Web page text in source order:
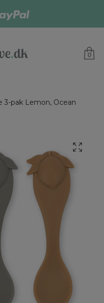
0
3-pak Lemon, Ocean